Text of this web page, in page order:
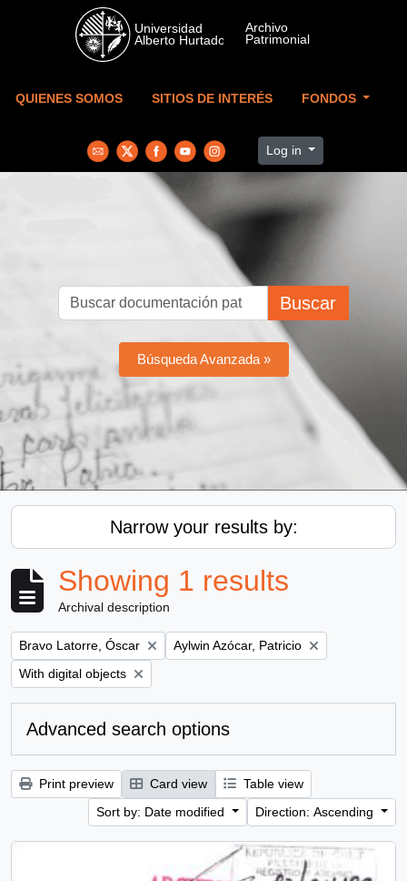
Skip to main content
QUIENES SOMOS SITIOS DE INTERÉS FONDOS
Log in
Buscar
Búsqueda Avanzada »
Narrow your results by:
Showing 1 results
Archival description
Remove filter:
Bravo Latorre, Óscar Remove filter:
Aylwin Azócar, Patricio
Remove filter:
With digital objects
Advanced search options
Print preview Card view
Table view
Sort by: Date modified
Direction: Ascending